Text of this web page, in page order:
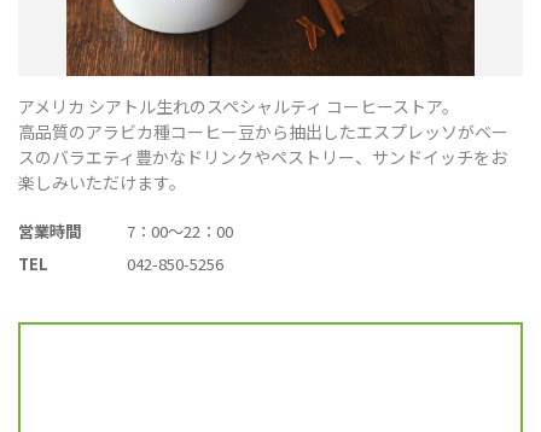
アメリカ シアトル生れのスペシャルティ コーヒーストア。
高品質のアラビカ種コーヒー豆から抽出したエスプレッソがベー
スのバラエティ豊かなドリンクやペストリー、サンドイッチをお
楽しみいただけます。
営業時間
7：00～22：00
TEL
042-850-5256